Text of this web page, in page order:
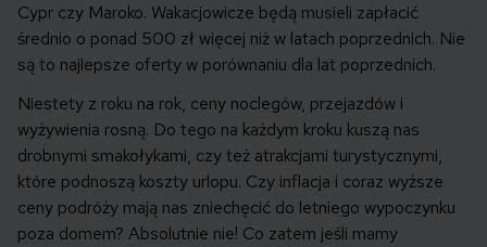
Cypr czy Maroko. Wakacjowicze będą musieli zapłacić
średnio o ponad 500 zł więcej niż w latach poprzednich. Nie
są to najlepsze oferty w porównaniu dla lat poprzednich.
Niestety z roku na rok, ceny noclegów, przejazdów i
wyżywienia rosną. Do tego na każdym kroku kuszą nas
drobnymi smakołykami, czy też atrakcjami turystycznymi,
które podnoszą koszty urlopu. Czy inflacja i coraz wyższe
ceny podróży mają nas zniechęcić do letniego wypoczynku
poza domem? Absolutnie nie! Co zatem jeśli mamy